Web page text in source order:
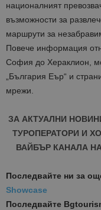
националният
възможности за
маршрути за
Повече информация
София до Хераклион,
„България Еър“ и
мрежи.
ЗА АКТУАЛНИ
ТУРОПЕРАТОРИ И
ВАЙБЪР КАНАЛА НА
Последвайте ни за
Showcase
Последвайте